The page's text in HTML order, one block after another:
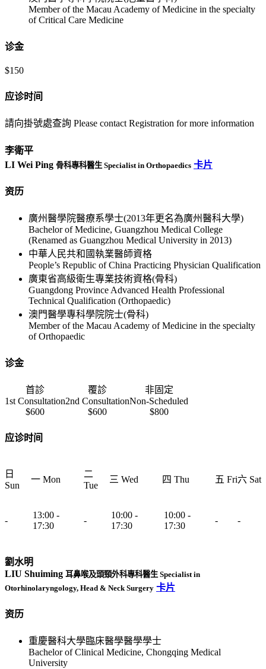
Member of the Macau Academy of Medicine in the specialty
of Critical Care Medicine
诊金
$150
应诊时间
請向掛號處查詢 Please contact Registration for more information
李衛平
LI Wei Ping 骨科專科醫生 Specialist in Orthopaedics 卡片
资历
廣州醫學院醫療系學士(2013年更名為廣州醫科大學)
Bachelor of Medicine, Guangzhou Medical College
(Renamed as Guangzhou Medical University in 2013)
中華人民共和國執業醫師資格
People’s Republic of China Practicing Physician Qualification
廣東省高級衛生專業技術資格(骨科)
Guangdong Province Advanced Health Professional
Technical Qualification (Orthopaedic)
澳門醫學專科學院院士(骨科)
Member of the Macau Academy of Medicine in the specialty
of Orthopaedic
诊金
首診
1st Consultation
覆診
2nd Consultation
非固定
Non-Scheduled
$600
$600 $800
应诊时间
日
Sun
一 Mon
二
Tue
三 Wed 四 Thu 五 Fri六 Sat
-
13:00 -
17:30
-
10:00 -
17:30
10:00 -
17:30
- -
劉水明
LIU Shuiming 耳鼻喉及頭頸外科專科醫生 Specialist in
Otorhinolaryngology, Head & Neck Surgery 卡片
资历
重慶醫科大學臨床醫學醫學學士
Bachelor of Clinical Medicine, Chongqing Medical
University